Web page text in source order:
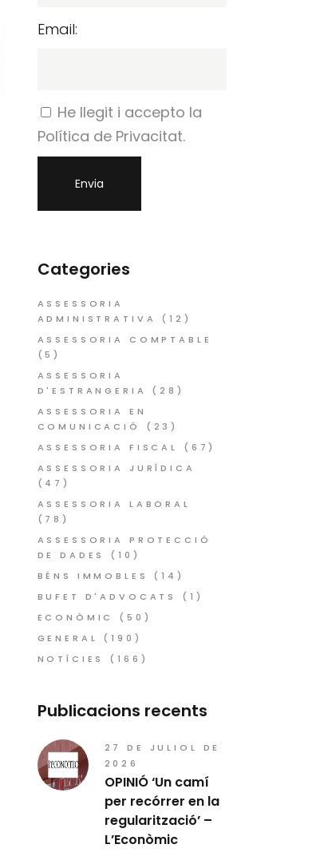
Email:
He llegit i accepto la
Política de Privacitat.
Categories
ASSESSORIA
ADMINISTRATIVA
(12)
ASSESSORIA COMPTABLE
(5)
ASSESSORIA
D'ESTRANGERIA
(28)
ASSESSORIA EN
COMUNICACIÓ
(23)
ASSESSORIA FISCAL
(67)
ASSESSORIA JURÍDICA
(47)
ASSESSORIA LABORAL
(78)
ASSESSORIA PROTECCIÓ
DE DADES
(10)
BÉNS IMMOBLES
(14)
BUFET D'ADVOCATS
(1)
ECONÒMIC
(50)
GENERAL
(190)
NOTÍCIES
(166)
Publicacions recents
27 DE JULIOL DE
2026
OPINIÓ ‘Un camí
per recórrer en la
regularització’ –
L’Econòmic